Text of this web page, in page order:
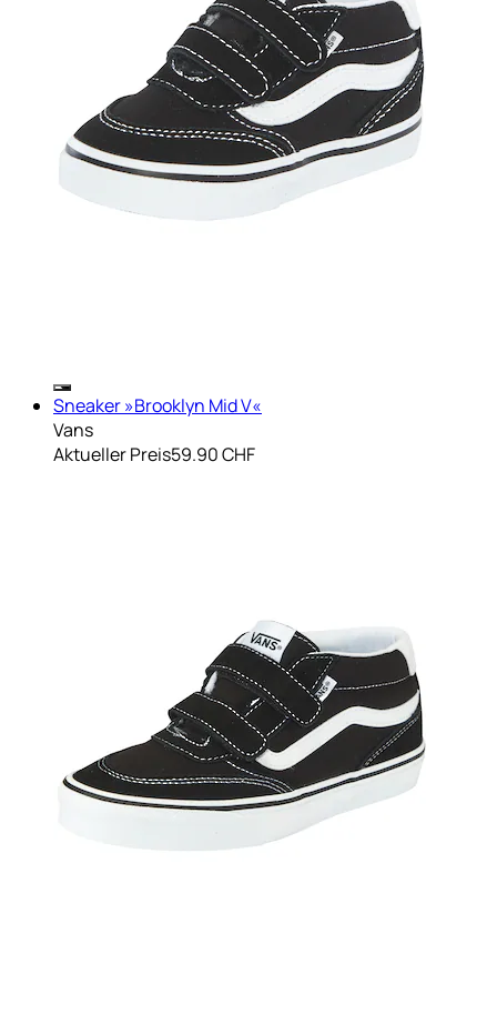
Sneaker »Brooklyn Mid V«
Vans
Aktueller Preis59.90 CHF